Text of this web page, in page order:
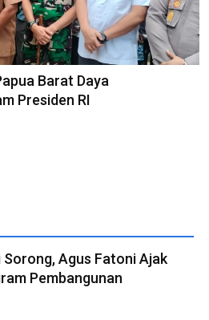
Barat Daya
Presiden RI
Agus Fatoni Ajak
Pembangunan